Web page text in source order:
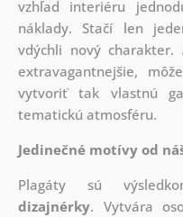
vzhľad interiéru
náklady. Stačí len
vdýchli nový charakter.
extravagantnejšie,
vytvoriť tak vlastnú
tematickú atmosféru.
Jedinečné motívy od
Plagáty sú
dizajnérky. Vytvára